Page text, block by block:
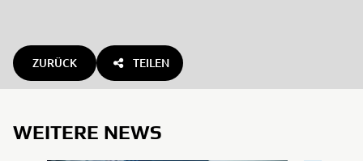
ZURÜCK TEILEN
WEITERE NEWS